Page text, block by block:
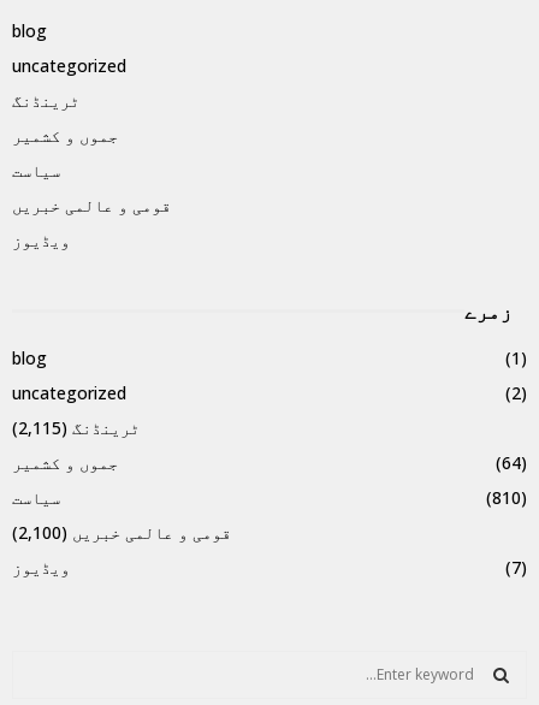
blog
uncategorized
ٹرینڈنگ
جموں و کشمیر
سیاست
قومی و عالمی خبریں
ویڈیوز
زمرے
blog
(1)
uncategorized
(2)
ٹرینڈنگ (2,115)
جموں و کشمیر
(64)
سیاست
(810)
قومی و عالمی خبریں (2,100)
ویڈیوز
(7)